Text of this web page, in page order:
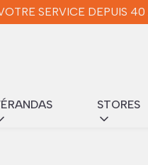
SERVICE DEPUIS 40
STORES